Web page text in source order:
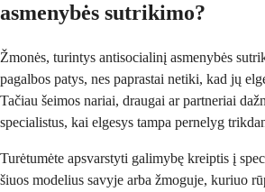
asmenybės sutrikimo?
Žmonės, turintys antisocialinį asmenybės
pagalbos patys, nes paprastai netiki, kad jų
Tačiau šeimos nariai, draugai ar partneriai
specialistus, kai elgesys tampa pernelyg
Turėtumėte apsvarstyti galimybę kreiptis į
šiuos modelius savyje arba žmoguje, kuriuo